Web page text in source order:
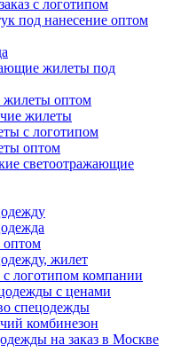
с логотипом
под нанесение оптом
жилеты под
жилеты оптом
жилеты
с логотипом
оптом
светоотражающие
оптом
жилет
логотипом компании
с ценами
спецодежды
комбинезон
на заказ в Москве